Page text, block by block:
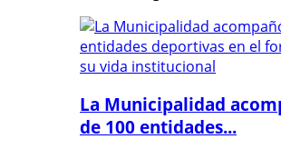
La Municipalidad
de 100 entidades...